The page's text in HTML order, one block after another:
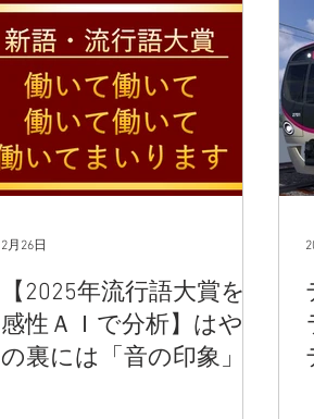
【2025年流行語大賞を
感性ＡＩで分析】はやり
の裏には「音の印象」
2月26日